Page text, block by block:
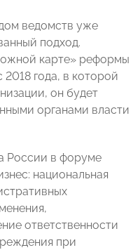
ведомств уже
подход.
карте» реформы
года, в которой
он будет
органами власти
России в форуме
национальная
ответственности
при